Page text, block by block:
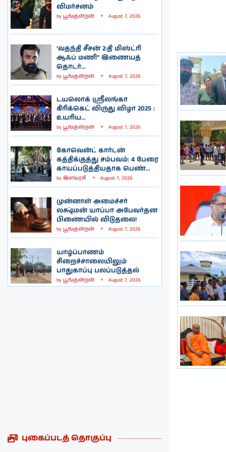
விமர்சனம்
by பூங்குன்றன் August 7, 2026
‘வதந்தி சீசன் 2:தி மிஸ்ட்ரி
ஆஃப் மணி” இணையத்
தொடர்...
by பூங்குன்றன் August 7, 2026
டயலொக் ஸ்ரீலங்கா
கிரிக்கெட் விருது விழா 2025 :
உயரிய...
by பூங்குன்றன் August 7, 2026
கோவென்ட் கார்டன்
கத்திக்குத்து சம்பவம்: 4 பேரை
காயப்படுத்தியதாக பெண்...
by இளவரசி August 7, 2026
முன்னாள் அமைச்சர்
லக்ஷ்மன் யாப்பா அபேவர்தன
பிணையில் விடுதலை!
by பூங்குன்றன் August 7, 2026
யாழ்ப்பாணம்
சிறைச்சாலையிலும்
பாதுகாப்பு பலப்படுத்தல்
by பூங்குன்றன் August 7, 2026
புகைப்படத் தொகுப்பு